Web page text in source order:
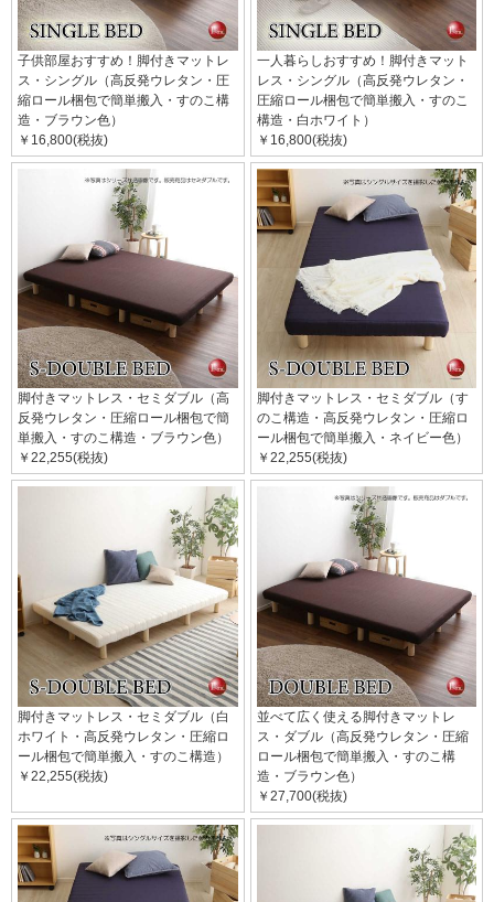
子供部屋おすすめ！脚付きマットレ
ス・シングル（高反発ウレタン・圧
縮ロール梱包で簡単搬入・すのこ構
造・ブラウン色）
￥16,800(税抜)
一人暮らしおすすめ！脚付きマット
レス・シングル（高反発ウレタン・
圧縮ロール梱包で簡単搬入・すのこ
構造・白ホワイト）
￥16,800(税抜)
脚付きマットレス・セミダブル（高
反発ウレタン・圧縮ロール梱包で簡
単搬入・すのこ構造・ブラウン色）
￥22,255(税抜)
脚付きマットレス・セミダブル（す
のこ構造・高反発ウレタン・圧縮ロ
ール梱包で簡単搬入・ネイビー色）
￥22,255(税抜)
脚付きマットレス・セミダブル（白
ホワイト・高反発ウレタン・圧縮ロ
ール梱包で簡単搬入・すのこ構造）
￥22,255(税抜)
並べて広く使える脚付きマットレ
ス・ダブル（高反発ウレタン・圧縮
ロール梱包で簡単搬入・すのこ構
造・ブラウン色）
￥27,700(税抜)